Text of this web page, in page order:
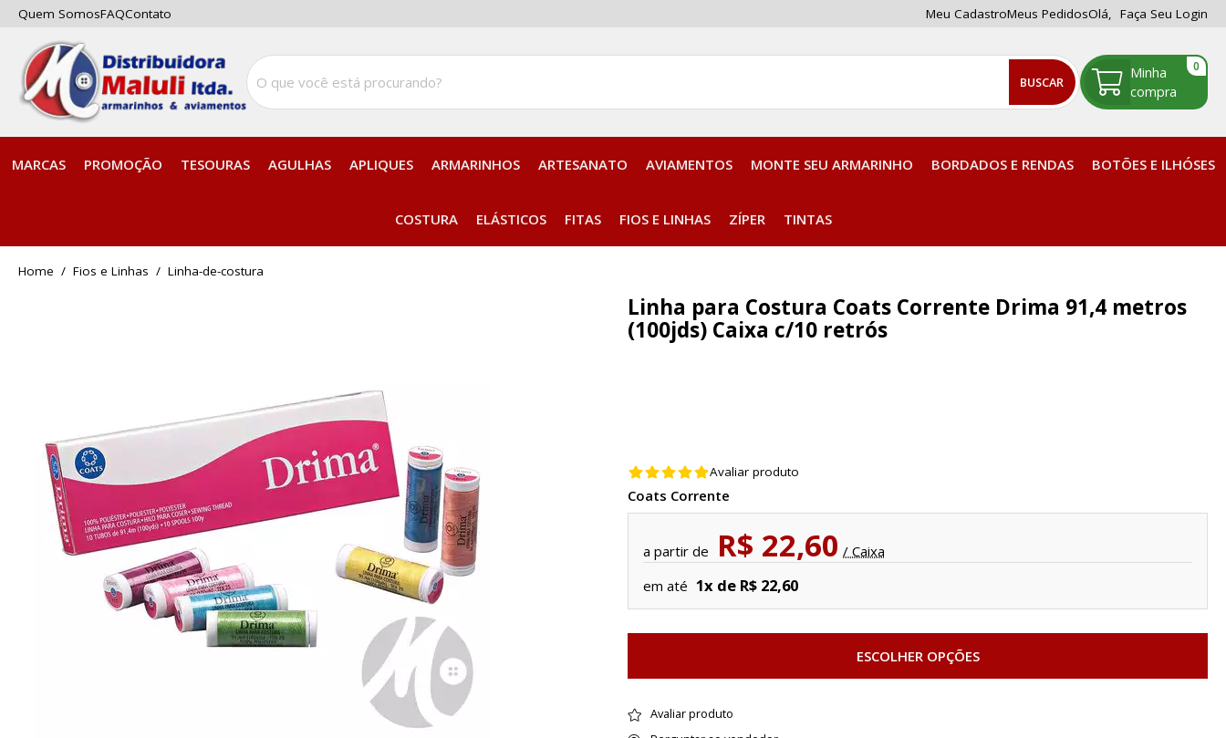
Quem SomosFAQContato Meu CadastroMeus PedidosOlá, Faça Seu Login
BUSCAR
0
MARCAS PROMOÇÃO TESOURAS AGULHAS APLIQUES ARMARINHOS ARTESANATO AVIAMENTOS MONTE SEU ARMARINHO BORDADOS E RENDAS BOTÕES E ILHÓSES
COSTURA ELÁSTICOS FITAS FIOS E LINHAS ZÍPER TINTAS
home Fios e Linhas linha-de-costura
Linha para Costura Coats Corrente Drima 91,4 metros
(100jds) Caixa c/10 retrós
Avaliar produto
Coats Corrente
a partir de R$ 22,60 / Caixa
em até 1x de R$ 22,60
ESCOLHER OPÇÕES
Avaliar produto